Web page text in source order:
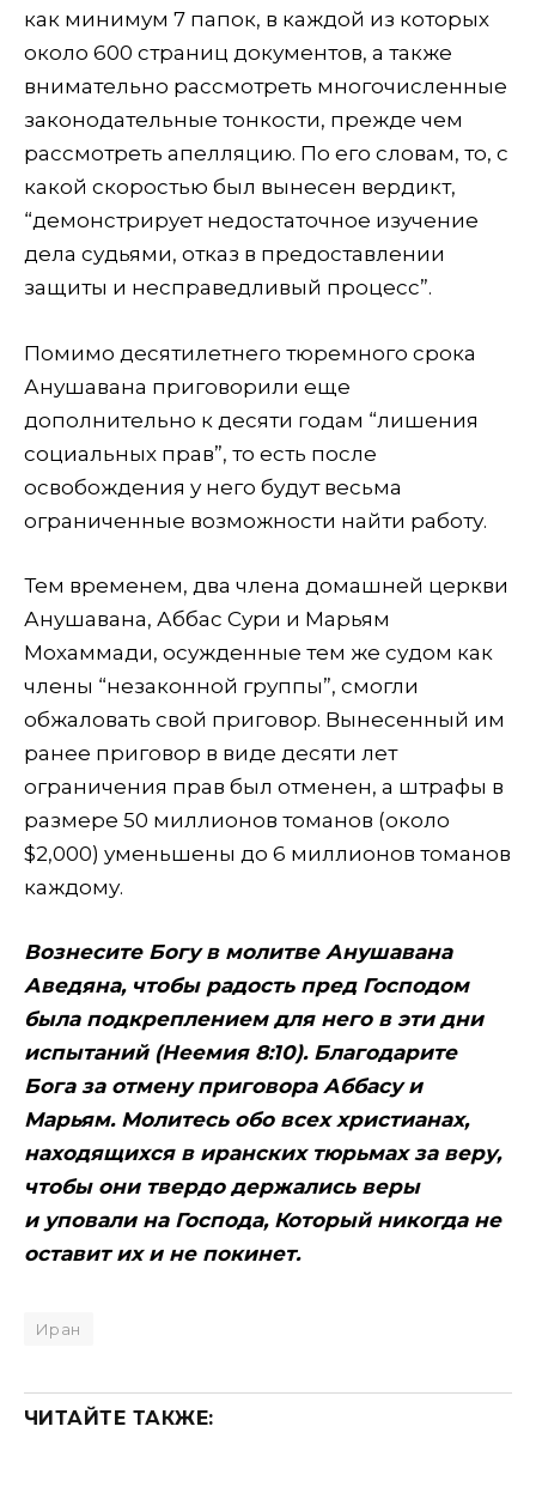
как минимум 7 папок, в каждой из которых
около 600 страниц документов, а также
внимательно рассмотреть многочисленные
законодательные тонкости, прежде чем
рассмотреть апелляцию. По его словам, то, с
какой скоростью был вынесен вердикт,
“демонстрирует недостаточное изучение
дела судьями, отказ в предоставлении
защиты и несправедливый процесс”.
Помимо десятилетнего тюремного срока
Анушавана приговорили еще
дополнительно к десяти годам “лишения
социальных прав”, то есть после
освобождения у него будут весьма
ограниченные возможности найти работу.
Тем временем, два члена домашней церкви
Анушавана, Аббас Сури и Марьям
Мохаммади, осужденные тем же судом как
члены “незаконной группы”, смогли
обжаловать свой приговор. Вынесенный им
ранее приговор в виде десяти лет
ограничения прав был отменен, а штрафы в
размере 50 миллионов томанов (около
$2,000) уменьшены до 6 миллионов томанов
каждому.
Вознесите Богу в молитве Анушавана
Аведяна, чтобы радость пред Господом
была подкреплением для него в эти дни
испытаний (Неемия 8:10). Благодарите
Бога за отмену приговора Аббасу и
Марьям. Молитесь обо всех христианах,
находящихся в иранских тюрьмах за веру,
чтобы они твердо держались веры
и уповали на Господа, Который никогда не
оставит их и не покинет.
Иран
ЧИТАЙТЕ ТАКЖЕ: